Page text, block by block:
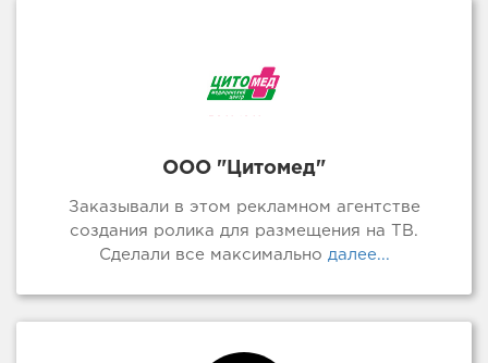
ООО "Цитомед"
Заказывали в этом рекламном агентстве
создания ролика для размещения на ТВ.
Сделали все максимально далее...